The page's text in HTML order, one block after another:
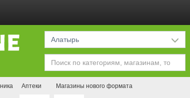
Алатырь
Аптеки Магазины нового формата